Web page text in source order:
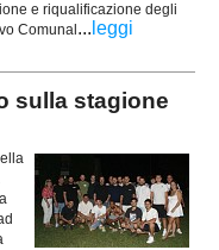
e riqualificazione degli
Comunal ... leggi
sulla stagione